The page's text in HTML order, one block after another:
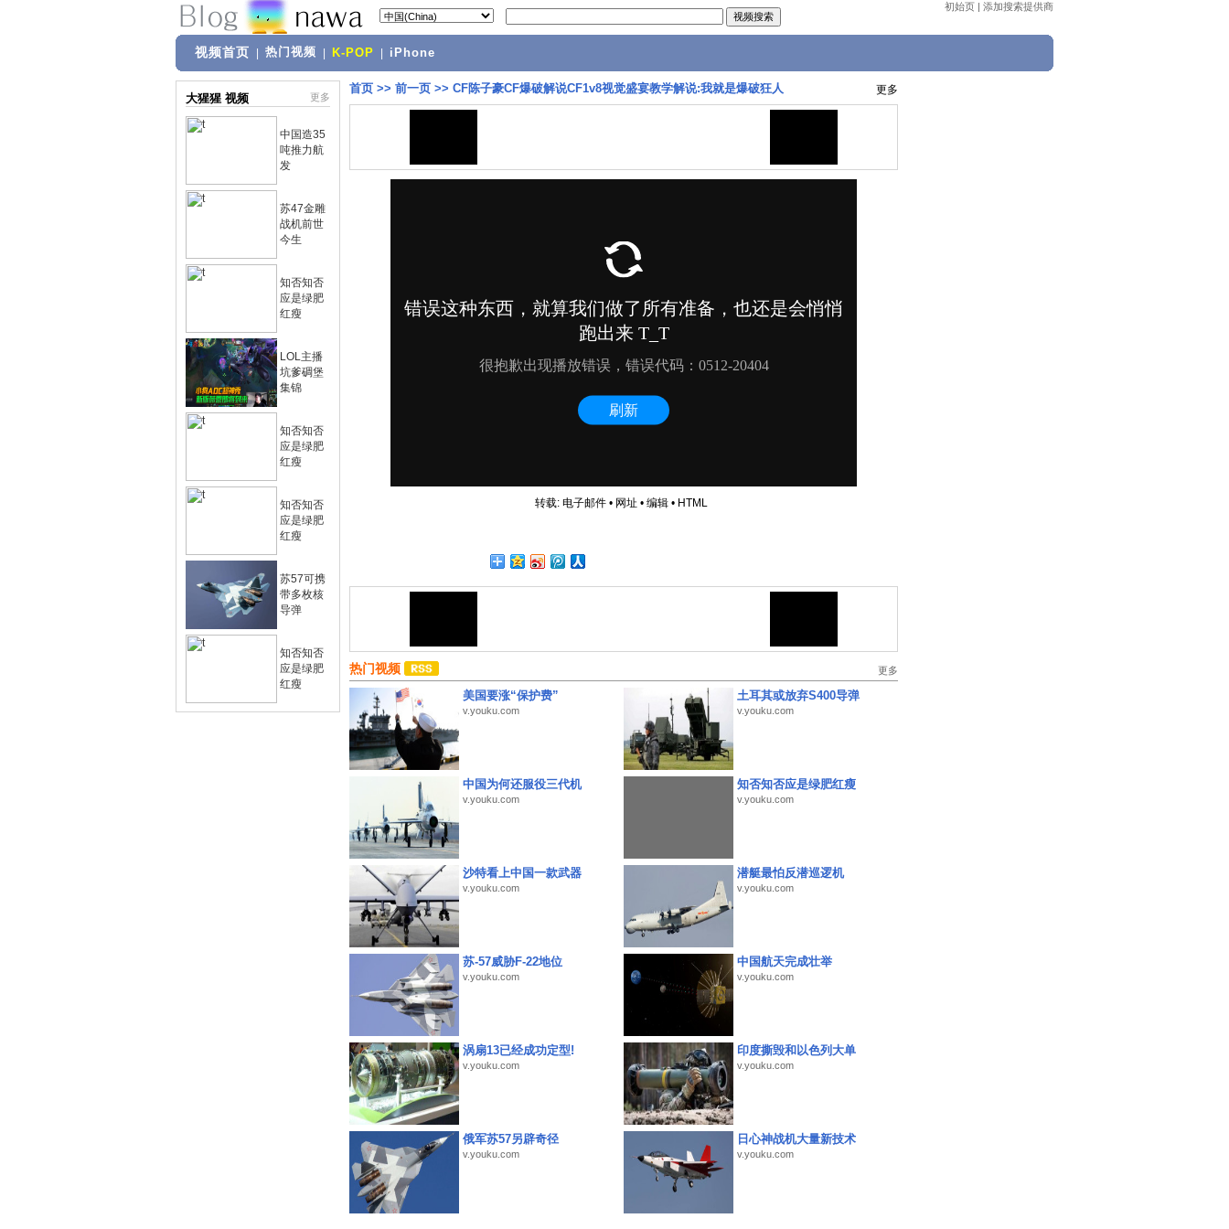
初始页 | 添加搜索提供商
视频首页 热门视频 K-POP iPhone
大猩猩 视频 更多
中国造35
吨推力航
发
苏47金雕
战机前世
今生
知否知否
应是绿肥
红瘦
LOL主播
坑爹碉堡
集锦
知否知否
应是绿肥
红瘦
知否知否
应是绿肥
红瘦
苏57可携
带多枚核
导弹
知否知否
应是绿肥
红瘦
首页 >> 前一页 >> CF陈子豪CF爆破解说CF1v8视觉盛宴教学解说:我就是爆破狂人 更多
转载: 电子邮件• 网址 • 编辑• HTML
热门视频 更多
美国要涨“保护费”
v.youku.com
土耳其或放弃S400导弹
v.youku.com
中国为何还服役三代机
v.youku.com
知否知否应是绿肥红瘦
v.youku.com
沙特看上中国一款武器
v.youku.com
潜艇最怕反潜巡逻机
v.youku.com
苏-57威胁F-22地位
v.youku.com
中国航天完成壮举
v.youku.com
涡扇13已经成功定型!
v.youku.com
印度撕毁和以色列大单
v.youku.com
俄军苏57另辟奇径
v.youku.com
日心神战机大量新技术
v.youku.com